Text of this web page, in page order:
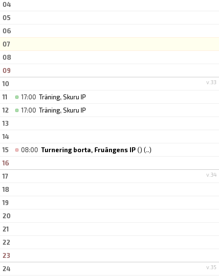
KONTAKT
04
05
06
07
08
09
v.33
10
11
17:00 Träning, Skuru IP
12
17:00 Träning, Skuru IP
13
14
15
08:00 Turnering borta, Fruängens IP () (..)
16
v.34
17
18
19
20
21
22
23
v.35
24